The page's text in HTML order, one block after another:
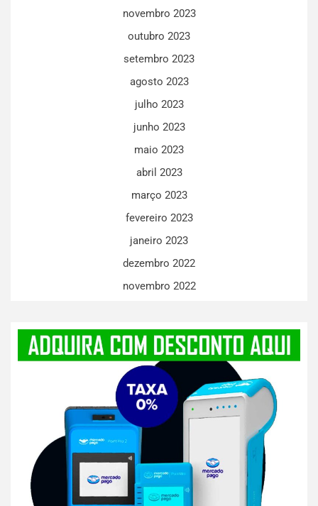
novembro 2023
outubro 2023
setembro 2023
agosto 2023
julho 2023
junho 2023
maio 2023
abril 2023
março 2023
fevereiro 2023
janeiro 2023
dezembro 2022
novembro 2022